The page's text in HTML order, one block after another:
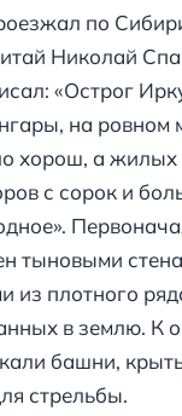
по
Николай
«Острог
на ровном
хорош, а жилых
с сорок и
тыновыми
из плотного
в землю. К
башни,
стрельбы.